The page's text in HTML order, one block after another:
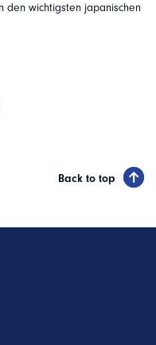
den wichtigsten japanischen
Back to top